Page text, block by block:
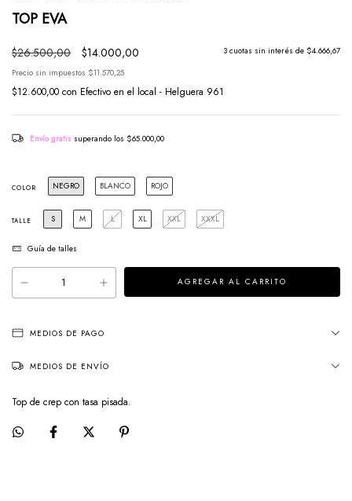
TOP EVA
$26.500,00 $14.000,00 3 cuotas sin interés de $4.666,67
Precio sin impuestos $11.570,25
$12.600,00 con Efectivo en el local - Helguera 961
Envío gratis superando los $65.000,00
COLOR NEGRO BLANCO ROJO
TALLE S M L XL XXL XXXL
Guía de talles
MEDIOS DE PAGO
MEDIOS DE ENVÍO
Top de crep con tasa pisada.